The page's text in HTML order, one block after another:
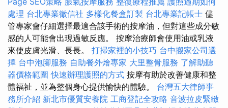
處理 台北專業徵信社 多樣化餐盒訂製 台北專業記帳士 儘
管專家會仔細選擇最適合該手術的按摩油，但對這些成分敏
感的人可能會出現過敏反應。 按摩治療師會使用油或乳液
來使皮膚光滑、長長。 打掃家裡的小技巧 台中搬家公司選
擇 台中泡腳服務 自助餐外燴專家 大里整骨服務 了解助聽
器價格範圍 快速辦理護照的方式 按摩有助於改善健康和整
體福祉，並為整個身心提供愉快的體驗。 台灣五大律師事
務所介紹 新北市優質安養院 工商登記全攻略 音波拉皮緊緻